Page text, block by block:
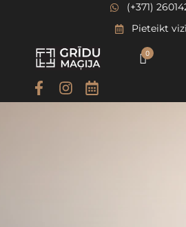
(+371)
Pieteikt
0